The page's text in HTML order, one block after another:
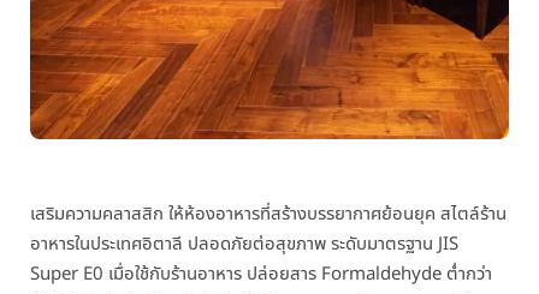
เสริมความคลาสสิก ให้ห้องอาหารที่สร้างบรรยากาศย้อนยุค สไตล์ร้าน
อาหารในประเทศอิตาลี ปลอดภัยต่อสุขภาพ ระดับมาตรฐาน JIS
Super E0 เมื่อใช้กับร้านอาหาร ปล่อยสาร Formaldehyde ต่ำกว่า